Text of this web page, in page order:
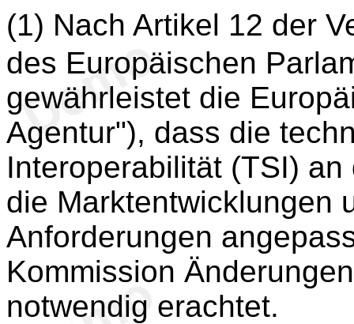
(1) Nach Artikel 12 der
des Europäischen
gewährleistet die
Agentur"), dass die
Interoperabilität (TSI)
die Marktentwicklungen
Anforderungen
Kommission
notwendig erachtet.